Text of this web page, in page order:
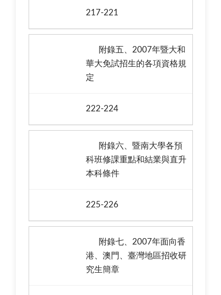
217-221
附錄五、2007年暨大和
華大免試招生的各項資格規
定
222-224
附錄六、暨南大學各預
科班修課重點和結業與直升
本科條件
225-226
附錄七、2007年面向香
港、澳門、臺灣地區招收研
究生簡章